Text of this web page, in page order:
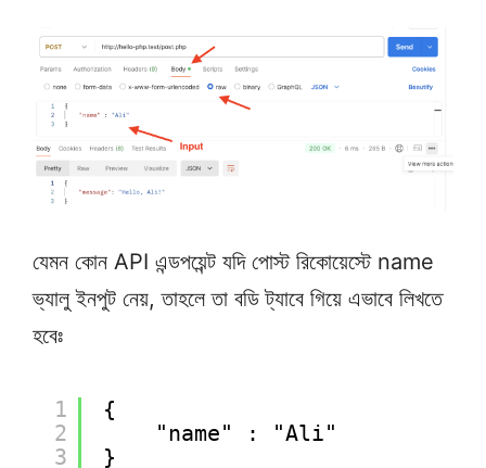
যেমন কোন API এন্ডপয়েন্ট যদি পোস্ট রিকোয়েস্টে name
ভ্যালু ইনপুট নেয়, তাহলে তা বডি ট্যাবে গিয়ে এভাবে লিখতে
হবেঃ
1
2
3
{
"name" : "Ali"
}